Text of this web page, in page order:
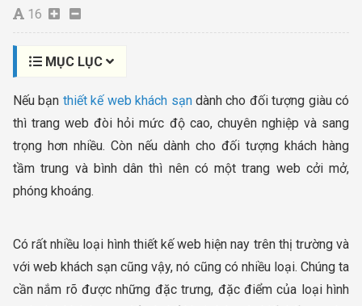
16
MỤC LỤC
Nếu bạn thiết kế web khách sạndành cho đối tượng giàu có
thì trang web đòi hỏi mức độ cao, chuyên nghiệp và sang
trọng hơn nhiều. Còn nếu dành cho đối tượng khách hàng
tầm trung và bình dân thì nên có một trang web cởi mở,
phóng khoáng.
Có rất nhiều loại hình thiết kế web hiện nay trên thị trường và
với web khách sạn cũng vậy, nó cũng có nhiều loại. Chúng ta
cần nắm rõ được những đặc trưng, đặc điểm của loại hình